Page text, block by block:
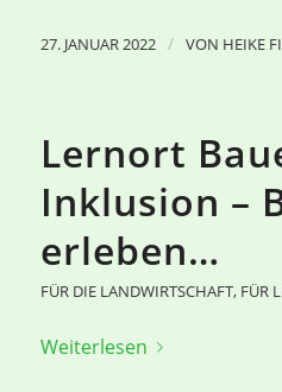
27. JANUAR 2022 / VON HEIKE
Lernort
Inklusion –
erleben…
FÜR DIE LANDWIRTSCHAFT, FÜR
Weiterlesen